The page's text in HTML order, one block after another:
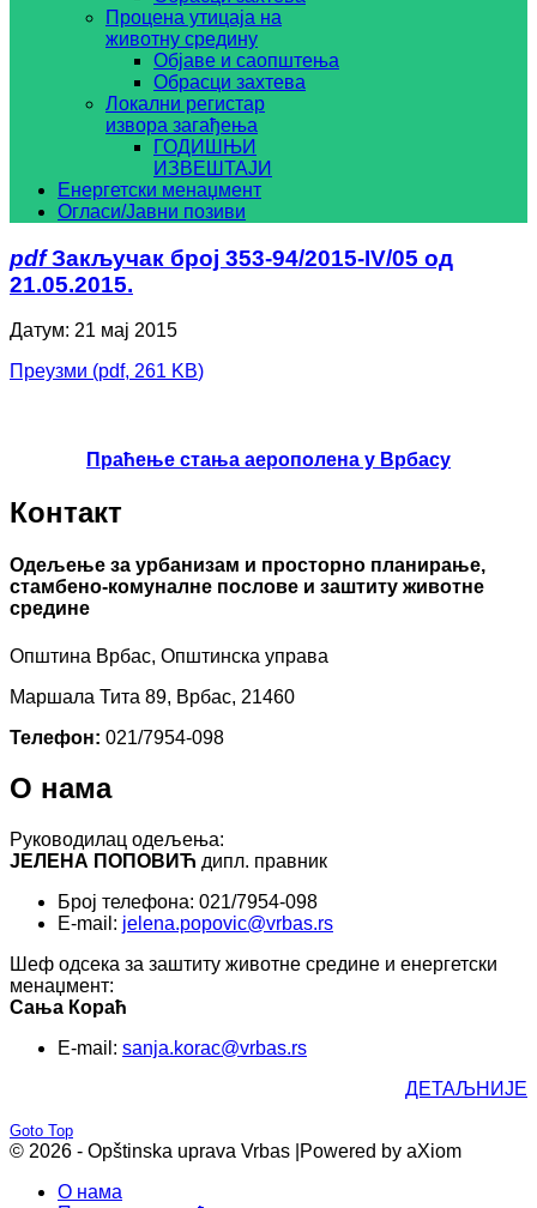
Процена утицаја на
животну средину
Објаве и саопштења
Обрасци захтева
Локални регистар
извора загађења
ГОДИШЊИ
ИЗВЕШТАЈИ
Енергетски менаџмент
Огласи/Јавни позиви
pdf Закључак број 353-94/2015-IV/05 од
21.05.2015.
Датум: 21 мај 2015
Преузми (pdf, 261 KB)
Праћење стања аерополена у Врбасу
Контакт
Одељење за урбанизам и просторно планирање,
стамбено-комуналне послове и заштиту животне
средине
Општина Врбас, Општинска управа
Маршала Тита 89, Врбас, 21460
Телефон: 021/7954-098
О нама
Руководилац одељења:
ЈЕЛЕНА ПОПОВИЋ дипл. правник
Број телефона: 021/7954-098
E-mail: jelena.popovic@vrbas.rs
Шеф одсека за заштиту животне средине и енергетски
менаџмент:
Сања Кораћ
E-mail: sanja.korac@vrbas.rs
ДЕТАЉНИЈЕ
Goto Top
© 2026 - Opštinska uprava Vrbas | Powered by aXiom
О нама